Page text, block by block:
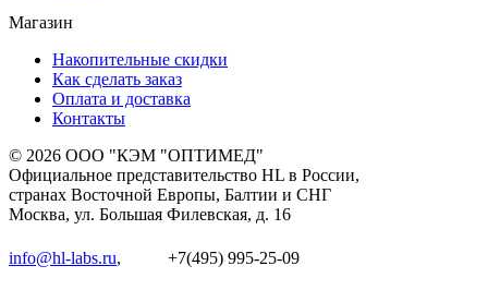
Магазин
Накопительные скидки
Как сделать заказ
Оплата и доставка
Контакты
© 2026 ООО "КЭМ "ОПТИМЕД"
Официальное представительство HL в России,
странах Восточной Европы, Балтии и СНГ
Москва, ул. Большая Филевская, д. 16
info@hl-labs.ru, +7(495) 995-25-09